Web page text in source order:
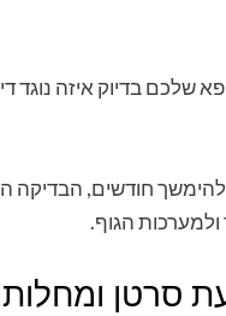
שלכם בדיוק איזה נוגד
להימשך חודשים, הבדיקה
ולמערכות הגוף.
סרטן